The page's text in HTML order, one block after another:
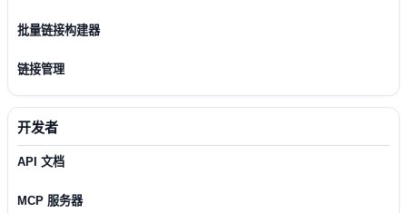
批量链接构建器
链接管理
开发者
API 文档
MCP 服务器